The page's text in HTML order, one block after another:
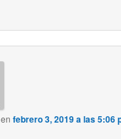
enfebrero 3, 2019 a las 5:06